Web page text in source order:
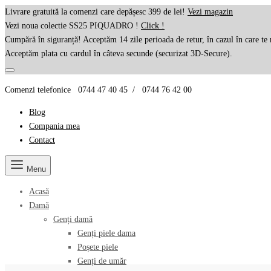
Livrare gratuită la comenzi care depășesc 399 de lei! Vezi magazin
Vezi noua colectie SS25 PIQUADRO ! Click !
Cumpără în siguranță! Acceptăm 14 zile perioada de retur, în cazul în care te
Acceptăm plata cu cardul în câteva secunde (securizat 3D-Secure).
Comenzi telefonice 0744 47 40 45 / 0744 76 42 00
Blog
Compania mea
Contact
Menu
Acasă
Damă
Genți damă
Genți piele dama
Poșete piele
Genți de umăr